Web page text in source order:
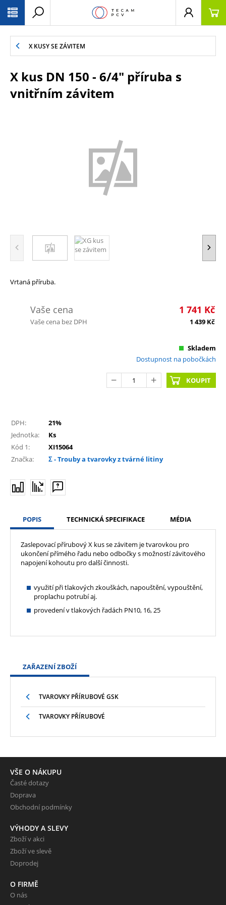
X KUSY SE ZÁVITEM
X kus DN 150 - 6/4" příruba s
vnitřním závitem
Vrtaná příruba.
Vaše cena 1 741 Kč
Vaše cena bez DPH 1 439 Kč
Skladem
Dostupnost na pobočkách
KOUPIT
DPH:
21%
Jednotka:
Ks
Kód 1:
XI15064
Značka:
Σ - Trouby a tvarovky z tvárné litiny
POPIS TECHNICKÁ SPECIFIKACE MÉDIA
Zaslepovací přírubový X kus se závitem je tvarovkou pro
ukončení přímého řadu nebo odbočky s možností závitového
napojení kohoutu pro další činnosti.
využití při tlakových zkouškách, napouštění, vypouštění,
proplachu potrubí aj.
provedení v tlakových řadách PN10, 16, 25
ZAŘAZENÍ ZBOŽÍ
TVAROVKY PŘÍRUBOVÉ GSK
TVAROVKY PŘÍRUBOVÉ
VŠE O NÁKUPU
Časté dotazy
Doprava
Obchodní podmínky
VÝHODY A SLEVY
Zboží v akci
Zboží ve slevě
Doprodej
O FIRMĚ
O nás